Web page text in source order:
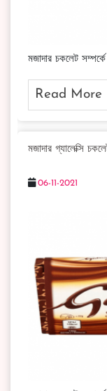
মজাদার চকলেট
Read More
মজাদার গ্যালেক্সি
06-11-2021